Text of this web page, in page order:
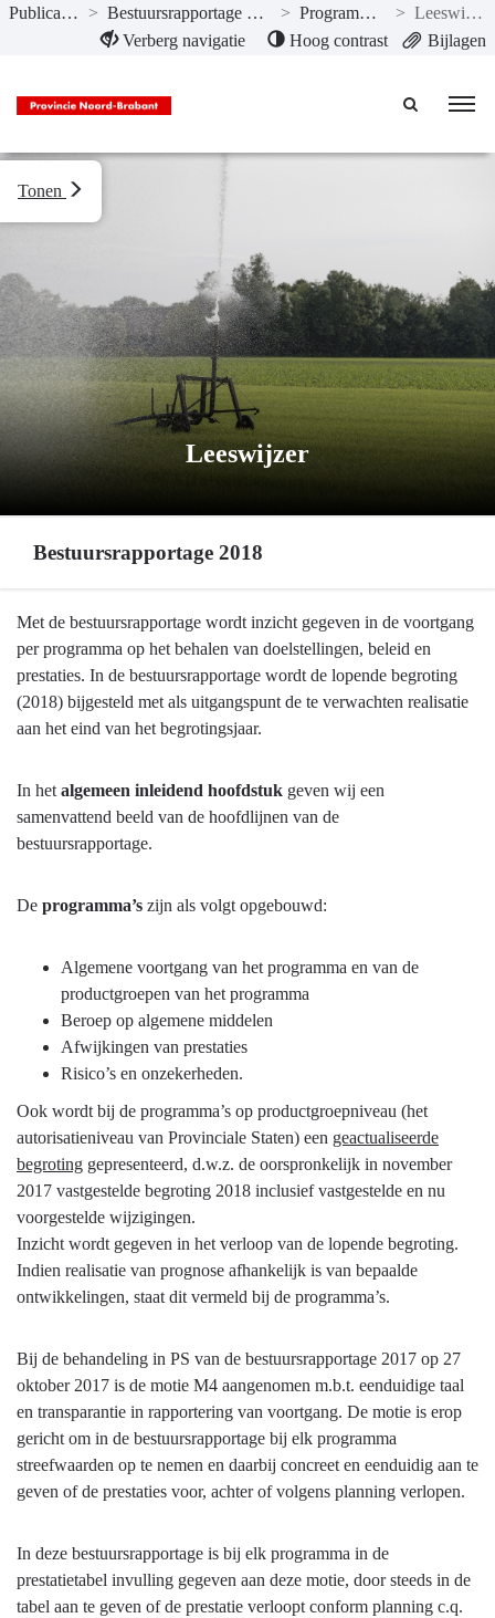
Naar hoofdinhoud
Publicaties > Bestuursrapportage 2018 > Programma’s >
Leeswijzer
Verberg navigatie
Hoog contrast Bijlagen
Leeswijzer
Tonen
Bestuursrapportage 2018
Terug
naar
navigatie
Leeswijzer
Bestuursrapportage
Met de bestuursrapportage wordt inzicht gegeven in de voortgang
per programma op het behalen van doelstellingen, beleid en
prestaties. In de bestuursrapportage wordt de lopende begroting
(2018) bijgesteld met als uitgangspunt de te verwachten realisatie
aan het eind van het begrotingsjaar.
In het algemeen inleidend hoofdstuk geven wij een
samenvattend beeld van de hoofdlijnen van de
bestuursrapportage.
De programma’s zijn als volgt opgebouwd:
Algemene voortgang van het programma en van de
productgroepen van het programma
Beroep op algemene middelen
Afwijkingen van prestaties
Risico’s en onzekerheden.
Ook wordt bij de programma’s op productgroepniveau (het
autorisatieniveau van Provinciale Staten) een geactualiseerde
begroting gepresenteerd, d.w.z. de oorspronkelijk in november
2017 vastgestelde begroting 2018 inclusief vastgestelde en nu
voorgestelde wijzigingen.
Inzicht wordt gegeven in het verloop van de lopende begroting.
Indien realisatie van prognose afhankelijk is van bepaalde
ontwikkelingen, staat dit vermeld bij de programma’s.
Bij de behandeling in PS van de bestuursrapportage 2017 op 27
oktober 2017 is de motie M4 aangenomen m.b.t. eenduidige taal
en transparantie in rapportering van voortgang. De motie is erop
gericht om in de bestuursrapportage bij elk programma
streefwaarden op te nemen en daarbij concreet en eenduidig aan te
geven of de prestaties voor, achter of volgens planning verlopen.
In deze bestuursrapportage is bij elk programma in de
prestatietabel invulling gegeven aan deze motie, door steeds in de
tabel aan te geven of de prestatie verloopt conform planning c.q.